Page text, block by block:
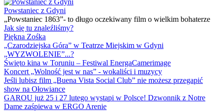
Powstaniec z Gdyni
„Powstaniec 1863”- to długo oczekiwany film o wielkim bohaterze
Jak się tu znaleźliśmy?
Piękna Zośka
„Czarodziejska Góra” w Teatrze Miejskim w Gdyni
„WYZWOLENIE”...?
Święto kina w Toruniu – Festiwal EnergaCamerimage
Koncert „Wolność jest w nas” - wokaliści i muzycy
Jeśli lubisz film „Buena Vista Social Club” nie możesz przegapić
show na Ołowiance
GAROU już 25 i 27 lutego wystąpi w Polsce! Dzwonnik z Notre
Dame zaśpiewa w ERGO Arenie